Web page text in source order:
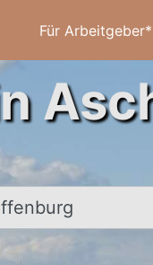
Für